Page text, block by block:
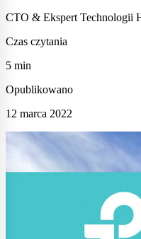
CTO & Ekspert Technologii
Czas czytania
5 min
Opublikowano
12 marca 2022